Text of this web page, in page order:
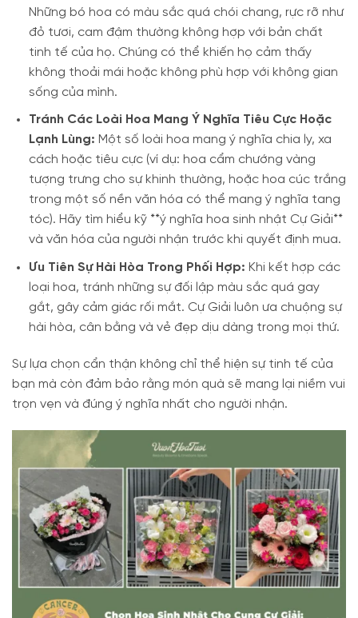
Những bó hoa có màu sắc quá chói chang, rực rỡ như
đỏ tươi, cam đậm thường không hợp với bản chất
tinh tế của họ. Chúng có thể khiến họ cảm thấy
không thoải mái hoặc không phù hợp với không gian
sống của mình.
Tránh Các Loài Hoa Mang Ý Nghĩa Tiêu Cực Hoặc
Lạnh Lùng: Một số loài hoa mang ý nghĩa chia ly, xa
cách hoặc tiêu cực (ví dụ: hoa cẩm chướng vàng
tượng trưng cho sự khinh thường, hoặc hoa cúc trắng
trong một số nền văn hóa có thể mang ý nghĩa tang
tóc). Hãy tìm hiểu kỹ **ý nghĩa hoa sinh nhật Cự Giải**
và văn hóa của người nhận trước khi quyết định mua.
Ưu Tiên Sự Hài Hòa Trong Phối Hợp: Khi kết hợp các
loại hoa, tránh những sự đối lập màu sắc quá gay
gắt, gây cảm giác rối mắt. Cự Giải luôn ưa chuộng sự
hài hòa, cân bằng và vẻ đẹp dịu dàng trong mọi thứ.
Sự lựa chọn cẩn thận không chỉ thể hiện sự tinh tế của
bạn mà còn đảm bảo rằng món quà sẽ mang lại niềm vui
trọn vẹn và đúng ý nghĩa nhất cho người nhận.